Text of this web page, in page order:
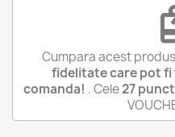
Cumpara acest
fidelitate care pot
comanda! . Cele27